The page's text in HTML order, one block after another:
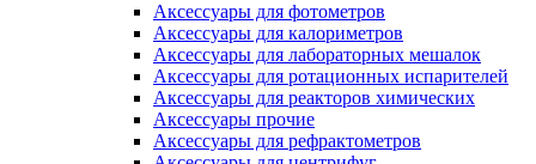
Аксессуары для фотометров
Аксессуары для калориметров
Аксессуары для лабораторных мешалок
Аксессуары для ротационных испарителей
Аксессуары для реакторов химических
Аксессуары прочие
Аксессуары для рефрактометров